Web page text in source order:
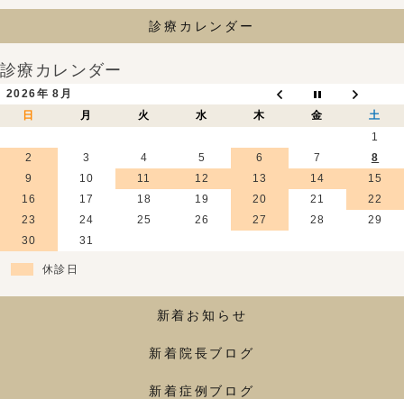
診療カレンダー
診療カレンダー
2026年 8月
日
月 火 水 木 金
土
1
2
3 4 5 6 7
8
9
10 11 12 13 14
15
16
17 18 19 20 21
22
23
24 25 26 27 28
29
30
31
休診日
新着お知らせ
新着院長ブログ
新着症例ブログ